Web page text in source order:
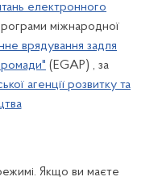
електронного
міжнародної
врядування задля
(EGAP) , за
агенції розвитку та
Якщо ви маєте